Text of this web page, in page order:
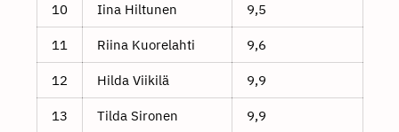
10 Iina Hiltunen 9,5
11 Riina Kuorelahti 9,6
12 Hilda Viikilä 9,9
13 Tilda Sironen 9,9